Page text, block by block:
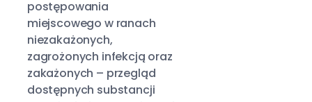
postępowania
miejscowego w ranach
niezakażonych,
zagrożonych infekcją oraz
zakażonych – przegląd
dostępnych substancji